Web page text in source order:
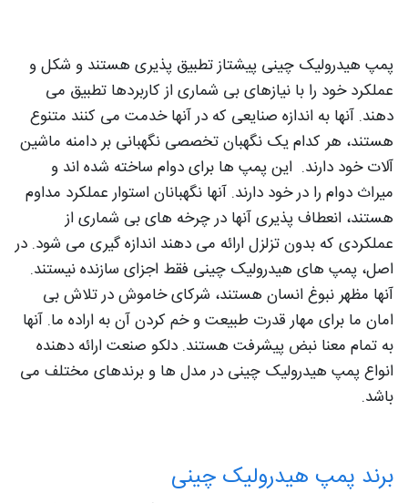
پمپ هیدرولیک چینی پیشتاز تطبیق پذیری هستند و شکل و
عملکرد خود را با نیازهای بی شماری از کاربردها تطبیق می
دهند. آنها به اندازه صنایعی که در آنها خدمت می کنند متنوع
هستند، هر کدام یک نگهبان تخصصی نگهبانی بر دامنه ماشین
آلات خود دارند. این پمپ ها برای دوام ساخته شده اند و
میراث دوام را در خود دارند. آنها نگهبانان استوار عملکرد مداوم
هستند، انعطاف پذیری آنها در چرخه های بی شماری از
عملکردی که بدون تزلزل ارائه می دهند اندازه گیری می شود. در
اصل، پمپ های هیدرولیک چینی فقط اجزای سازنده نیستند.
آنها مظهر نبوغ انسان هستند، شرکای خاموش در تلاش بی
امان ما برای مهار قدرت طبیعت و خم کردن آن به اراده ما. آنها
به تمام معنا نبض پیشرفت هستند. دلکو صنعت ارائه دهنده
انواع پمپ هیدرولیک چینی در مدل ها و برندهای مختلف می
باشد.
برند پمپ هیدرولیک چینی